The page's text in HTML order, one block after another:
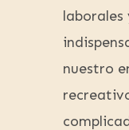
laborales
nuestro